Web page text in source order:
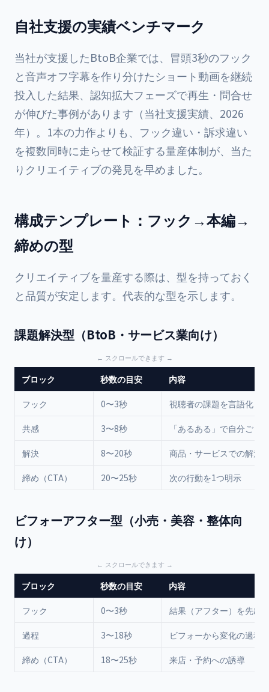
自社支援の実績ベンチマーク
当社が支援したBtoB企業では、冒頭3秒のフック
と音声オフ字幕を作り分けたショート動画を継続
投入した結果、認知拡大フェーズで再生・問合せ
が伸びた事例があります（当社支援実績、2026
年）。1本の力作よりも、フック違い・訴求違い
を複数同時に走らせて検証する量産体制が、当た
りクリエイティブの発見を早めました。
構成テンプレート：フック→本編→
締めの型
クリエイティブを量産する際は、型を持っておく
と品質が安定します。代表的な型を示します。
課題解決型（BtoB・サービス業向け）
ブロック 秒数の目安 内容
フック 0〜3秒 視聴者の課題を言語化
共感 3〜8秒 「あるある」で自分ごと
解決 8〜20秒 商品・サービスでの解決
締め（CTA） 20〜25秒 次の行動を1つ明示
ビフォーアフター型（小売・美容・整体向
け）
ブロック 秒数の目安 内容
フック 0〜3秒 結果（アフター）を先出
過程 3〜18秒 ビフォーから変化の過程
締め（CTA） 18〜25秒 来店・予約への誘導